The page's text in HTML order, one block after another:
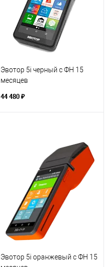
Эвотор 5i черный с ФН 15
месяцев
44 480 ₽
Эвотор 5i оранжевый с ФН 15